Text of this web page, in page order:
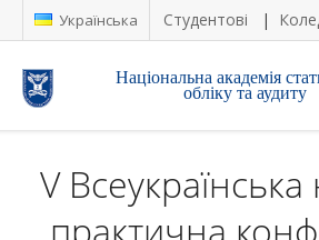
Українська Студентові
Національна академія
обліку та аудиту
V